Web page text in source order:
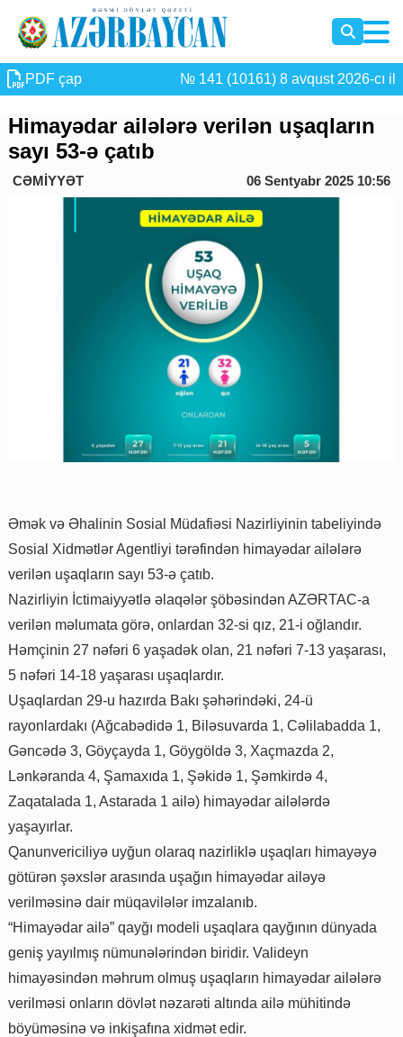
PDF çap № 141 (10161) 8 avqust 2026-cı il
Himayədar ailələrə verilən uşaqların
sayı 53-ə çatıb
CƏMİYYƏT 06 Sentyabr 2025 10:56
Əmək və Əhalinin Sosial Müdafiəsi Nazirliyinin tabeliyində
Sosial Xidmətlər Agentliyi tərəfindən himayədar ailələrə
verilən uşaqların sayı 53-ə çatıb.
Nazirliyin İctimaiyyətlə əlaqələr şöbəsindən AZƏRTAC-a
verilən məlumata görə, onlardan 32-si qız, 21-i oğlandır.
Həmçinin 27 nəfəri 6 yaşadək olan, 21 nəfəri 7-13 yaşarası,
5 nəfəri 14-18 yaşarası uşaqlardır.
Uşaqlardan 29-u hazırda Bakı şəhərindəki, 24-ü
rayonlardakı (Ağcabədidə 1, Biləsuvarda 1, Cəlilabadda 1,
Gəncədə 3, Göyçayda 1, Göygöldə 3, Xaçmazda 2,
Lənkəranda 4, Şamaxıda 1, Şəkidə 1, Şəmkirdə 4,
Zaqatalada 1, Astarada 1 ailə) himayədar ailələrdə
yaşayırlar.
Qanunvericiliyə uyğun olaraq nazirliklə uşaqları himayəyə
götürən şəxslər arasında uşağın himayədar ailəyə
verilməsinə dair müqavilələr imzalanıb.
“Himayədar ailə” qayğı modeli uşaqlara qayğının dünyada
geniş yayılmış nümunələrindən biridir. Valideyn
himayəsindən məhrum olmuş uşaqların himayədar ailələrə
verilməsi onların dövlət nəzarəti altında ailə mühitində
böyüməsinə və inkişafına xidmət edir.